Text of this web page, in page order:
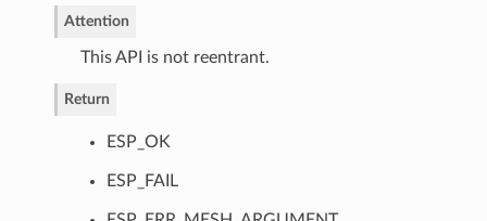
Attention
This API is not reentrant.
Return
ESP_OK
ESP_FAIL